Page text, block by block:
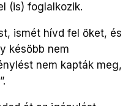
(is) foglalkozik.
ismét hívd fel őket, és
később nem
nem kapták meg,